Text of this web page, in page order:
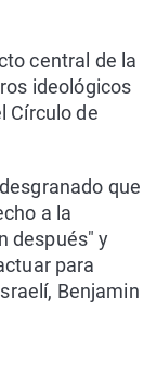
central de la
ideológicos
Círculo de
que
a la
después" y
para
Benjamin